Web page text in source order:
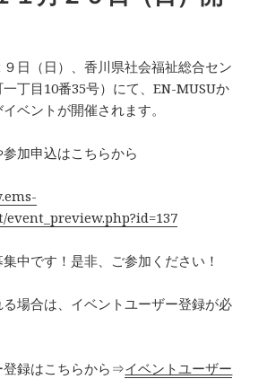
日（日）、香川県社会福祉総合セン
丁目10番35号）にて、EN-MUSUか
ベントが開催されます。
加申込はこちらから
中です！是非、ご参加ください！
場合は、イベントユーザー登録が必
登録はこちらから⇒イベントユーザー